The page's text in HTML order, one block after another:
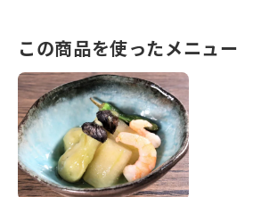
この商品を使ったメニュー